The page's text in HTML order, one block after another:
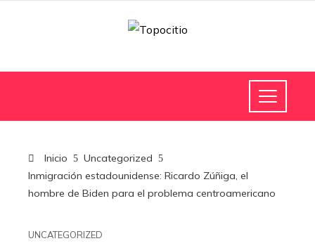
Inicio
Uncategorized
Inmigración estadounidense: Ricardo Zúñiga, el
hombre de Biden para el problema centroamericano
UNCATEGORIZED